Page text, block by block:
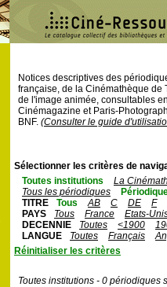
Notices descriptives des
française, de la Cinémathèque de
de l'image animée, consultables
Cinémagazine et Paris-
BNF. (Consulter le guide
Sélectionner les critères de
Toutes institutions
La
Tous les périodiques
TITRE
Tous AB C DE F
PAYS
Tous France Etats-
DECENNIE
Toutes <1900
LANGUE
Toutes Français
Réinitialiser les critères
Toutes institutions - 0 périodiques